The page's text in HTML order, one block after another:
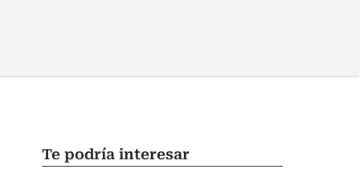
Te podría interesar